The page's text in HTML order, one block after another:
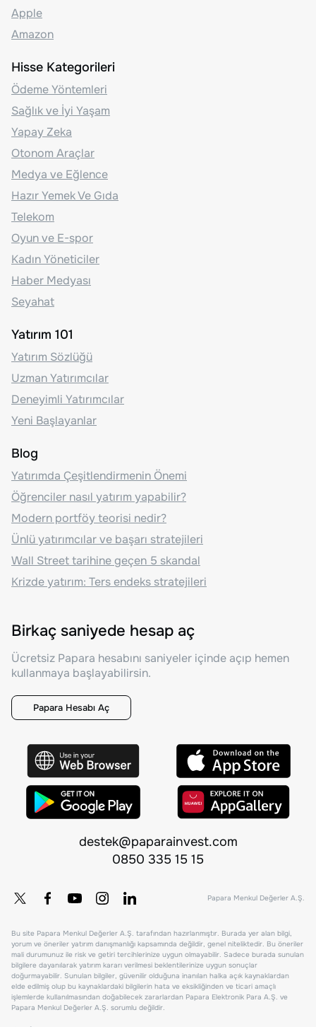
Apple
Amazon
Hisse Kategorileri
Ödeme Yöntemleri
Sağlık ve İyi Yaşam
Yapay Zeka
Otonom Araçlar
Medya ve Eğlence
Hazır Yemek Ve Gıda
Telekom
Oyun ve E-spor
Kadın Yöneticiler
Haber Medyası
Seyahat
Yatırım 101
Yatırım Sözlüğü
Uzman Yatırımcılar
Deneyimli Yatırımcılar
Yeni Başlayanlar
Blog
Yatırımda Çeşitlendirmenin Önemi
Öğrenciler nasıl yatırım yapabilir?
Modern portföy teorisi nedir?
Ünlü yatırımcılar ve başarı stratejileri
Wall Street tarihine geçen 5 skandal
Krizde yatırım: Ters endeks stratejileri
Birkaç saniyede hesap aç
Ücretsiz Papara hesabını saniyeler içinde açıp hemen
kullanmaya başlayabilirsin.
Papara Hesabı Aç
destek@paparainvest.com
0850 335 15 15
Papara Menkul Değerler A.Ş.
Bu site Papara Menkul Değerler A.Ş. tarafından hazırlanmıştır. Burada yer alan bilgi,
yorum ve öneriler yatırım danışmanlığı kapsamında değildir, genel niteliktedir. Bu öneriler
mali durumunuz ile risk ve getiri tercihlerinize uygun olmayabilir. Sadece burada sunulan
bilgilere dayanılarak yatırım kararı verilmesi beklentilerinize uygun sonuçlar
doğurmayabilir. Sunulan bilgiler, güvenilir olduğuna inanılan halka açık kaynaklardan
elde edilmiş olup bu kaynaklardaki bilgilerin hata ve eksikliğinden ve ticari amaçlı
işlemlerde kullanılmasından doğabilecek zararlardan Papara Elektronik Para A.Ş. ve
Papara Menkul Değerler A.Ş. sorumlu değildir.